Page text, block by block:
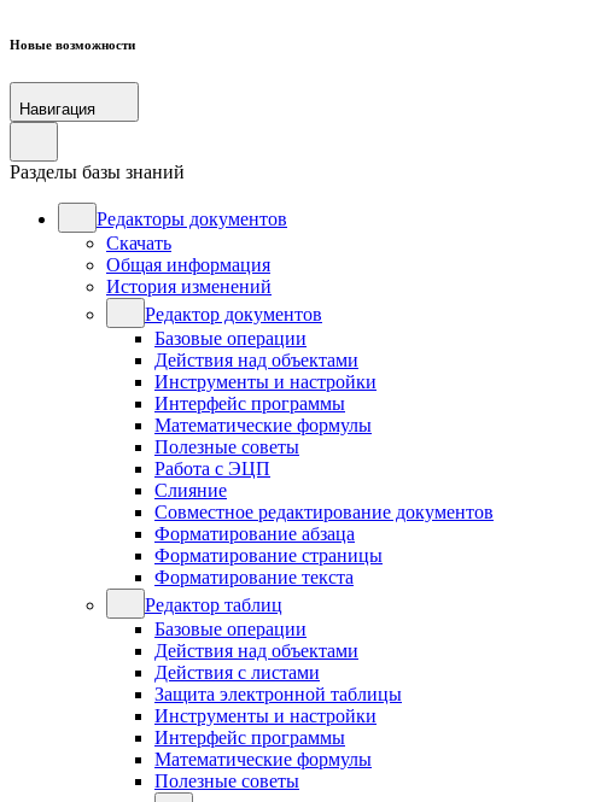
Новые возможности
Навигация
Разделы базы знаний
Редакторы документов
Скачать
Общая информация
История изменений
Редактор документов
Базовые операции
Действия над объектами
Инструменты и настройки
Интерфейс программы
Математические формулы
Полезные советы
Работа с ЭЦП
Слияние
Совместное редактирование документов
Форматирование абзаца
Форматирование страницы
Форматирование текста
Редактор таблиц
Базовые операции
Действия над объектами
Действия с листами
Защита электронной таблицы
Инструменты и настройки
Интерфейс программы
Математические формулы
Полезные советы